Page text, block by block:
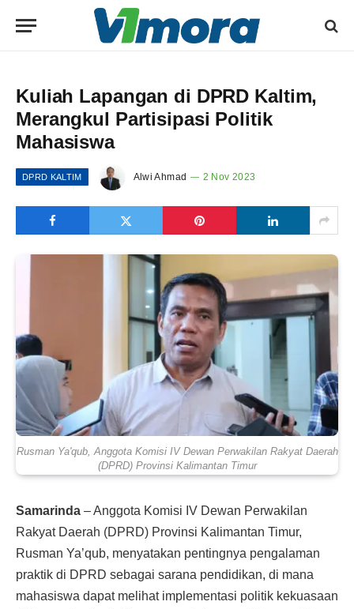
Kuliah Lapangan di DPRD Kaltim,
Merangkul Partisipasi Politik
Mahasiswa
DPRD KALTIM Alwi Ahmad 2 Nov 2023
Rusman Ya'qub, Anggota Komisi IV Dewan Perwakilan Rakyat Daerah
(DPRD) Provinsi Kalimantan Timur
Samarinda – Anggota Komisi IV Dewan Perwakilan
Rakyat Daerah (DPRD) Provinsi Kalimantan Timur,
Rusman Ya’qub, menyatakan pentingnya pengalaman
praktik di DPRD sebagai sarana pendidikan, di mana
mahasiswa dapat melihat implementasi politik kekuasaan